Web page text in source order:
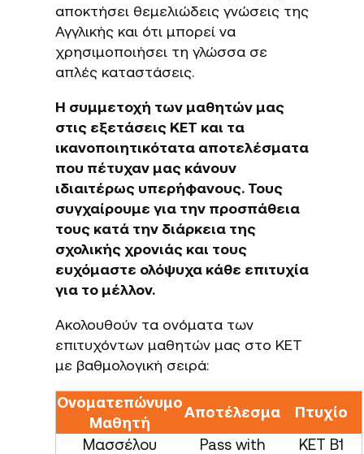
αποκτήσει θεμελιώδεις γνώσεις της
Αγγλικής και ότι μπορεί να
χρησιμοποιήσει τη γλώσσα σε
απλές καταστάσεις.
Η συμμετοχή των μαθητών μας
στις εξετάσεις KET και τα
ικανοποιητικότατα αποτελέσματα
που πέτυχαν μας κάνουν
ιδιαιτέρως υπερήφανους. Τους
συγχαίρουμε για την προσπάθεια
τους κατά την διάρκεια της
σχολικής χρονιάς και τους
ευχόμαστε ολόψυχα κάθε επιτυχία
για το μέλλον.
Ακολουθούν τα ονόματα των
επιτυχόντων μαθητών μας στο KET
με βαθμολογική σειρά:
Ονοματεπώνυμο
Μαθητή
Αποτέλεσμα
Πτυχίο
Μασσέλου
Pass with
KET B1